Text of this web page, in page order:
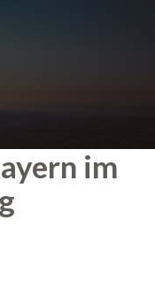
im